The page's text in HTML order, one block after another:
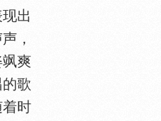
出
，
爽
歌
时